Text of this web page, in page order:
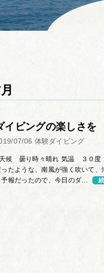
イビングの楽しさを
07/06 体験ダイビング
候 曇り時々晴れ 気温 ３０度
ったような、南風が強く吹いて
予報だったので、今日のダ...